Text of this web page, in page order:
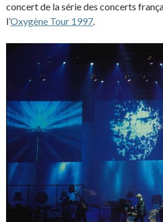
concert de la série des concerts
l’Oxygène Tour 1997.